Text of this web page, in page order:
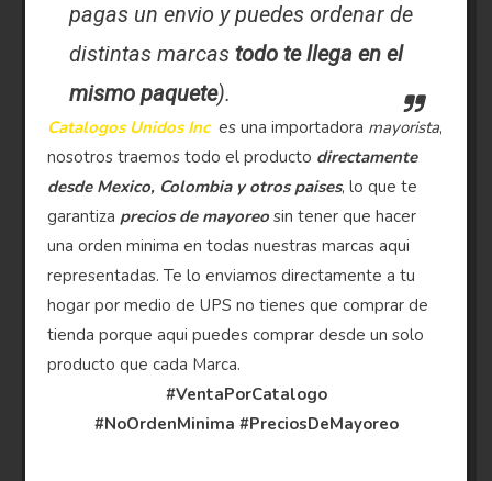
pagas un envio y puedes ordenar de
distintas marcas todo te llega en el
mismo paquete).
Catalogos Unidos Inc es una importadora mayorista,
nosotros traemos todo el producto directamente
desde Mexico, Colombia y otros paises, lo que te
garantizaprecios de mayoreo sin tener que hacer
una orden minima en todas nuestras marcas aqui
representadas. Te lo enviamos directamente a tu
hogar por medio de UPS no tienes que comprar de
tienda porque aqui puedes comprar desde un solo
producto que cada Marca.
#VentaPorCatalogo
#NoOrdenMinima #PreciosDeMayoreo